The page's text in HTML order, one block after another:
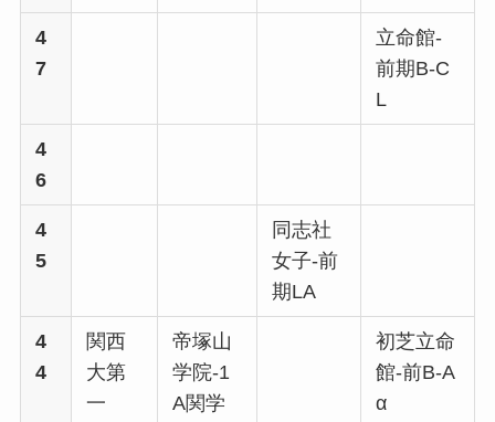
4
7
立命館-
前期B-C
L
4
6
4
5
同志社
女子-前
期LA
4
4
関西
大第
一
帝塚山
学院-1
A関学
初芝立命
館-前B-A
α